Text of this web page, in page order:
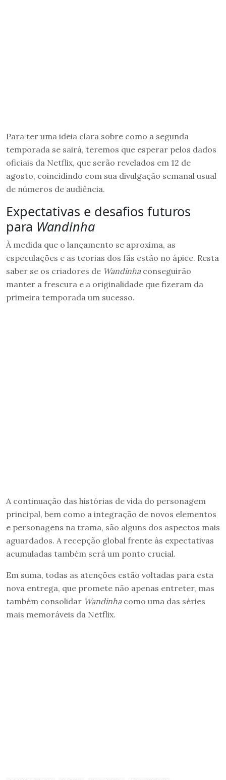
Para ter uma ideia clara sobre como a segunda
temporada se sairá, teremos que esperar pelos dados
oficiais da Netflix, que serão revelados em 12 de
agosto, coincidindo com sua divulgação semanal usual
de números de audiência.
Expectativas e desafios futuros
para Wandinha
À medida que o lançamento se aproxima, as
especulações e as teorias dos fãs estão no ápice. Resta
saber se os criadores de Wandinhaconseguirão
manter a frescura e a originalidade que fizeram da
primeira temporada um sucesso.
A continuação das histórias de vida do personagem
principal, bem como a integração de novos elementos
e personagens na trama, são alguns dos aspectos mais
aguardados. A recepção global frente às expectativas
acumuladas também será um ponto crucial.
Em suma, todas as atenções estão voltadas para esta
nova entrega, que promete não apenas entreter, mas
também consolidar Wandinhacomo uma das séries
mais memoráveis da Netflix.